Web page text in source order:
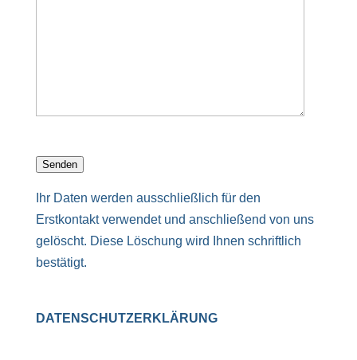
Senden
Ihr Daten werden ausschließlich für den
Erstkontakt verwendet und anschließend von uns
gelöscht. Diese Löschung wird Ihnen schriftlich
bestätigt.
DATENSCHUTZERKLÄRUNG